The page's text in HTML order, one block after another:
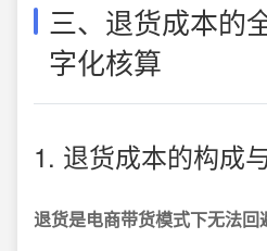
三、退货成本的
字化核算
1. 退货成本的构成
退货是电商带货模式下无法